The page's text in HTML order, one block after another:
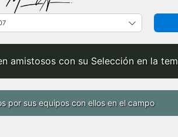
amistosos con su Selección en la
por sus equipos con ellos en el campo